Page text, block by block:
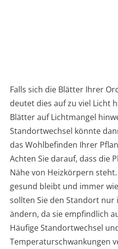
Falls sich die Blätter Ihrer
deutet dies auf zu viel Licht
Blätter auf Lichtmangel
Standortwechsel könnte
das Wohlbefinden Ihrer
Achten Sie darauf, dass die
Nähe von Heizkörpern
gesund bleibt und immer
sollten Sie den Standort nur
ändern, da sie empfindlich
Häufige Standortwechsel
Temperaturschwankungen